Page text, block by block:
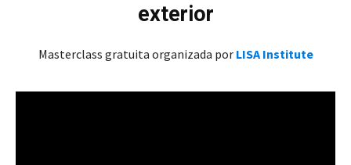
exterior
Masterclass gratuita organizada por LISA Institute